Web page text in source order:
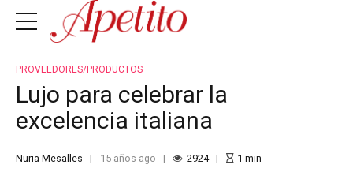
PROVEEDORES/PRODUCTOS
Lujo para celebrar la
excelencia italiana
Nuria Mesalles 15 años ago 2924 1 min